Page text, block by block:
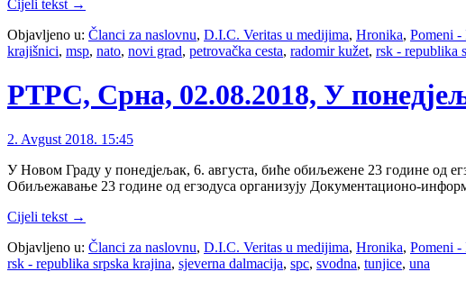
Cijeli tekst →
Objavljeno u: Članci za naslovnu, D.I.C. Veritas u medijima, Hronika, Pomeni -
krajišnici, msp, nato, novi grad, petrovačka cesta, radomir kužet, rsk - republika
РТРС, Срна, 02.08.2018, У
2. Avgust 2018. 15:45
У Новом Граду у понедјељак, 6. августа, биће обиљежене 23 године од
Обиљежавање 23 године од егзодуса организују Документационо-
Cijeli tekst →
Objavljeno u: Članci za naslovnu, D.I.C. Veritas u medijima, Hronika, Pomeni -
rsk - republika srpska krajina, sjeverna dalmacija, spc, svodna, tunjice, una